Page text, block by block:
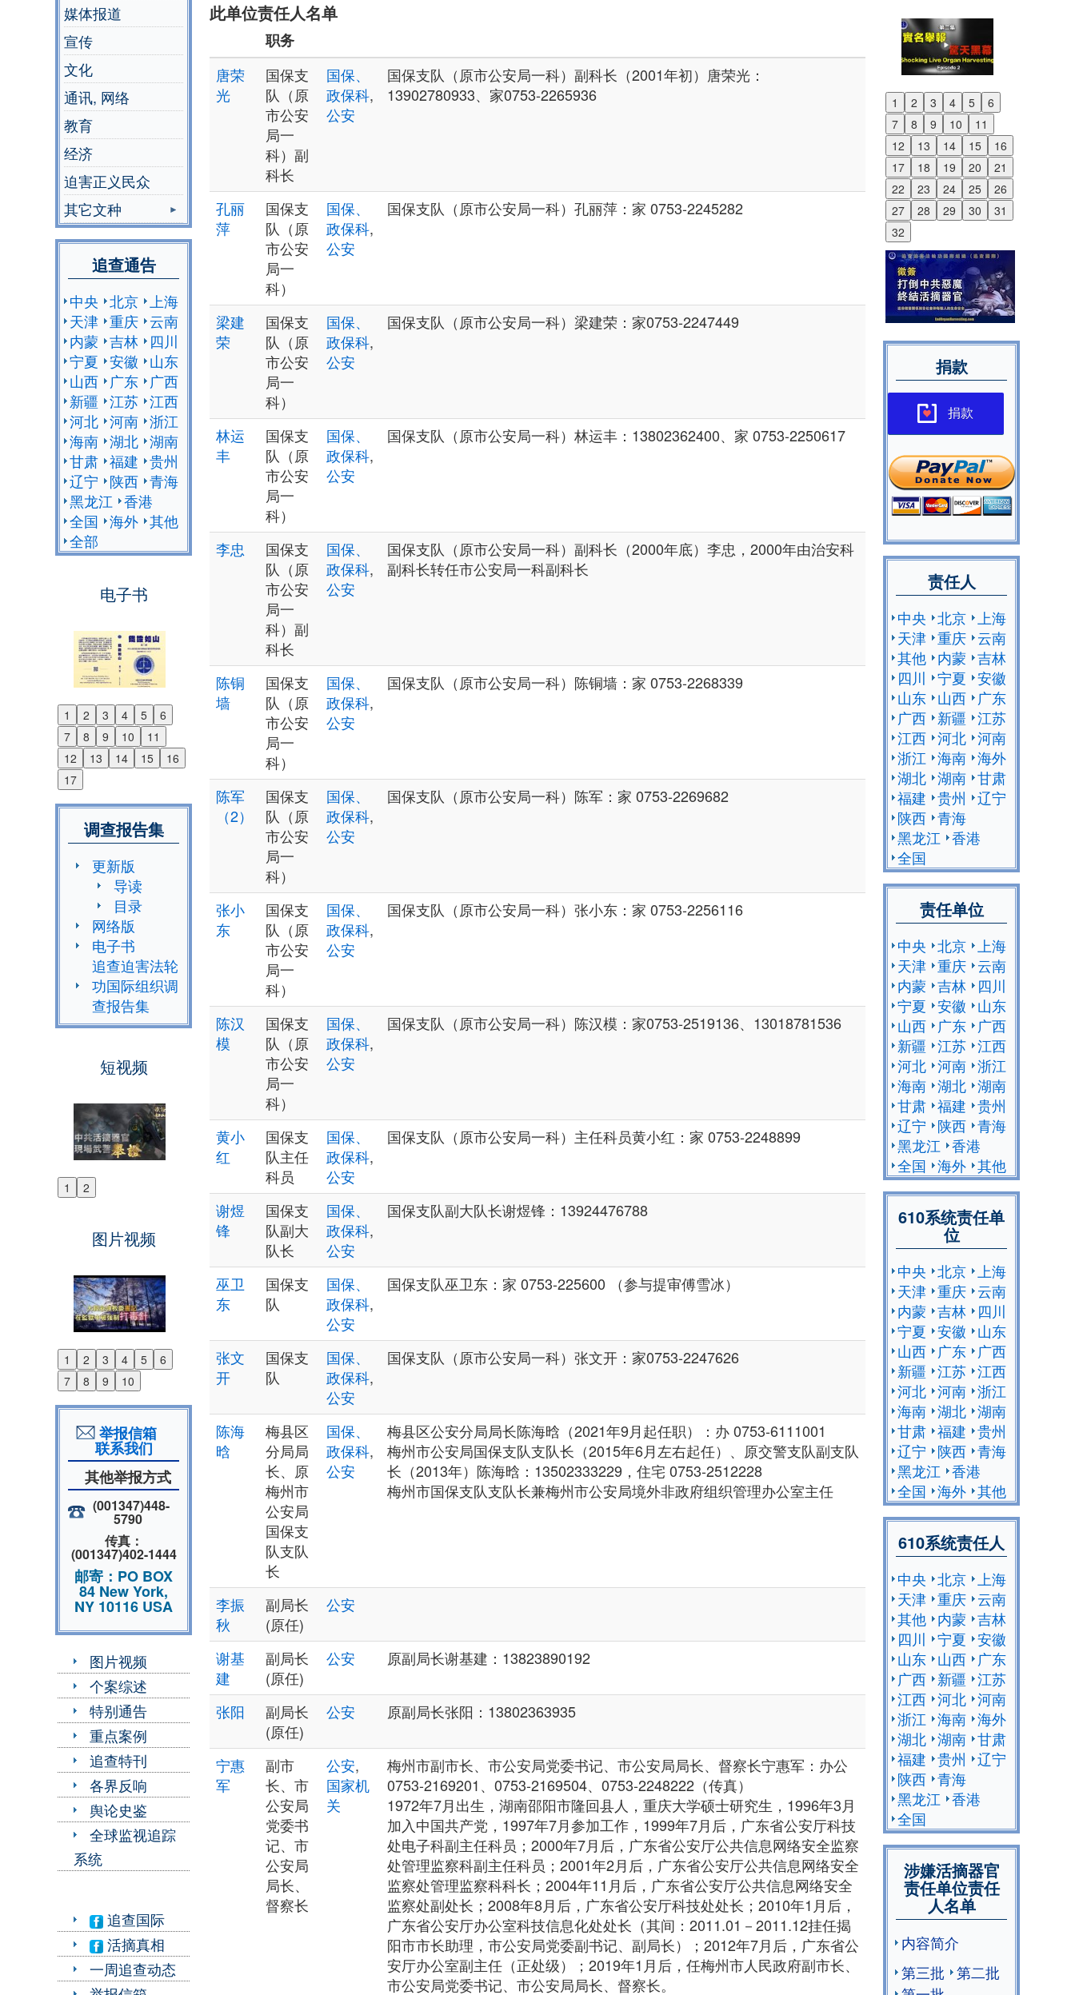
媒体报道
宣传
文化
通讯, 网络
教育
经济
迫害正义民众
其它文种
追查通告
中央 北京 上海
天津 重庆 云南
内蒙 吉林
四川
宁夏 安徽
山东
山西
广东
广西
新疆 江苏 江西
河北 河南 浙江
海南 湖北 湖南
甘肃 福建 贵州
辽宁
陕西 青海
黑龙江 香港
全国 海外 其他
全部
电子书
1 2 3 4 5
6
7
8 9 10
11
12
13 14 15
16
17
Previous
Next
调查报告集
更新版
导读
目录
网络版
电子书
追查迫害法轮
功国际组织调
查报告集
短视频
1 2
Previous
图片视频
1 2 3 4 5
6
7
8 9 10
Previous
Next
举报信箱
联系我们
其他举报方式
(001347)448-
5790
传真：
(001347)402-1444
邮寄：PO BOX
84 New York,
NY 10116 USA
图片视频
个案综述
特别通告
重点案例
追查特刊
各界反响
舆论史鉴
全球监视追踪
系统
追查国际
活摘真相
一周追查动态
此单位责任人名单
职务
唐荣
光
国保支
队（原
市公安
局一
科）副
科长
国保、
政保科,
公安
国保支队（原市公安局一科）副科长（2001年初）唐荣光：
13902780933、家0753-2265936
孔丽
萍
国保支
队（原
市公安
局一
科）
国保、
政保科,
公安
国保支队（原市公安局一科）孔丽萍：家 0753-2245282
梁建
荣
国保支
队（原
市公安
局一
科）
国保、
政保科,
公安
国保支队（原市公安局一科）梁建荣：家0753-2247449
林运
丰
国保支
队（原
市公安
局一
科）
国保、
政保科,
公安
国保支队（原市公安局一科）林运丰：13802362400、家 0753-2250617
李忠
国保支
队（原
市公安
局一
科）副
科长
国保、
政保科,
公安
国保支队（原市公安局一科）副科长（2000年底）李忠，2000年由治安科
副科长转任市公安局一科副科长
陈铜
墙
国保支
队（原
市公安
局一
科）
国保、
政保科,
公安
国保支队（原市公安局一科）陈铜墙：家 0753-2268339
陈军
（2）
国保支
队（原
市公安
局一
科）
国保、
政保科,
公安
国保支队（原市公安局一科）陈军：家 0753-2269682
张小
东
国保支
队（原
市公安
局一
科）
国保、
政保科,
公安
国保支队（原市公安局一科）张小东：家 0753-2256116
陈汉
模
国保支
队（原
市公安
局一
科）
国保、
政保科,
公安
国保支队（原市公安局一科）陈汉模：家0753-2519136、13018781536
黄小
红
国保支
队主任
科员
国保、
政保科,
公安
国保支队（原市公安局一科）主任科员黄小红：家 0753-2248899
谢煜
锋
国保支
队副大
队长
国保、
政保科,
公安
国保支队副大队长谢煜锋：13924476788
巫卫
东
国保支
队
国保、
政保科,
公安
国保支队巫卫东：家 0753-225600 （参与提审傅雪冰）
张文
开
国保支
队
国保、
政保科,
公安
国保支队（原市公安局一科）张文开：家0753-2247626
陈海
晗
梅县区
分局局
长、原
梅州市
公安局
国保支
队支队
长
国保、
政保科,
公安
梅县区公安分局局长陈海晗（2021年9月起任职）：办 0753-6111001
梅州市公安局国保支队支队长（2015年6月左右起任）、原交警支队副支队
长（2013年）陈海晗：13502333229，住宅 0753-2512228
梅州市国保支队支队长兼梅州市公安局境外非政府组织管理办公室主任
李振
秋
副局长
(原任)
公安
谢基
建
副局长
(原任)
公安 原副局长谢基建：13823890192
张阳
副局长
(原任)
公安 原副局长张阳：13802363935
宁惠
军
副市
长、市
公安局
党委书
记、市
公安局
局长、
督察长
公安,
国家机
关
梅州市副市长、市公安局党委书记、市公安局局长、督察长宁惠军：办公
0753-2169201、0753-2169504、0753-2248222（传真）
1972年7月出生，湖南邵阳市隆回县人，重庆大学硕士研究生，1996年3月
加入中国共产党，1997年7月参加工作，1999年7月后，广东省公安厅科技
处电子科副主任科员；2000年7月后，广东省公安厅公共信息网络安全监察
处管理监察科副主任科员；2001年2月后，广东省公安厅公共信息网络安全
监察处管理监察科科长；2004年11月后，广东省公安厅公共信息网络安全
监察处副处长；2008年8月后，广东省公安厅科技处处长；2010年1月后，
广东省公安厅办公室科技信息化处处长（其间：2011.01－2011.12挂任揭
阳市市长助理，市公安局党委副书记、副局长）；2012年7月后，广东省公
安厅办公室副主任（正处级）；2019年1月后，任梅州市人民政府副市长、
市公安局党委书记、市公安局局长、督察长。
1 2 3 4 5
6
7
8 9 10
11
12
13 14 15
16
17
18 19 20
21
22
23 24 25
26
27
28 29 30
31
32
Previous
Next
捐款
捐款
责任人
中央 北京
上海
天津 重庆 云南
其他 内蒙 吉林
四川
宁夏 安徽
山东 山西
广东
广西 新疆 江苏
江西 河北 河南
浙江 海南 海外
湖北 湖南 甘肃
福建 贵州
辽宁
陕西 青海
黑龙江 香港
全国
责任单位
中央 北京
上海
天津 重庆 云南
内蒙 吉林
四川
宁夏 安徽
山东
山西
广东
广西
新疆 江苏 江西
河北 河南 浙江
海南 湖北 湖南
甘肃 福建 贵州
辽宁
陕西 青海
黑龙江 香港
全国 海外 其他
610系统责任单
位
中央 北京
上海
天津 重庆 云南
内蒙 吉林
四川
宁夏 安徽
山东
山西
广东
广西
新疆 江苏 江西
河北 河南 浙江
海南 湖北 湖南
甘肃 福建 贵州
辽宁
陕西 青海
黑龙江 香港
全国 海外 其他
610系统责任人
中央 北京
上海
天津 重庆 云南
其他 内蒙 吉林
四川
宁夏 安徽
山东 山西
广东
广西 新疆 江苏
江西 河北 河南
浙江 海南 海外
湖北 湖南 甘肃
福建 贵州
辽宁
陕西 青海
黑龙江 香港
全国
涉嫌活摘器官
责任单位责任
人名单
内容简介
第三批
第二批